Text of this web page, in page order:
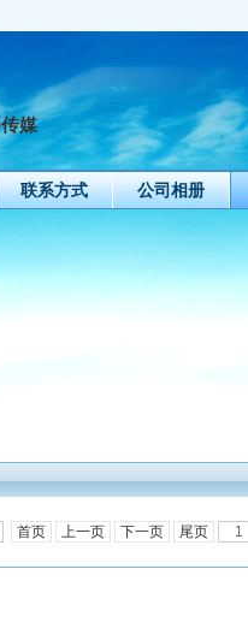
媒
联系方式 公司相册
首页 上一页 下一页 尾页